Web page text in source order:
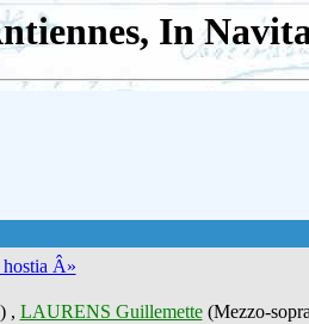
In
Â»
, LAURENS Guillemette(Mezzo-